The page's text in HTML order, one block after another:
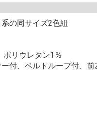
の同サイズ2色組
リウレタン1％
付、ベルトループ付、